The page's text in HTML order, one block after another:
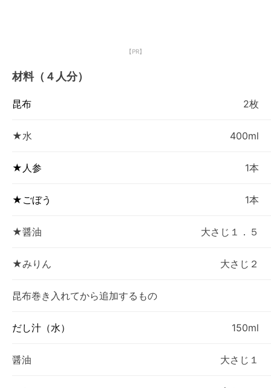
【PR】
材料（４人分）
昆布 2枚
★水 400ml
★人参 1本
★ごぼう 1本
★醤油 大さじ１．５
★みりん 大さじ２
昆布巻き入れてから追加するもの
だし汁（水） 150ml
醤油 大さじ１